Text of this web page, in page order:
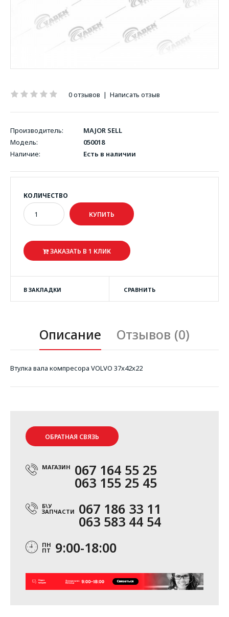
0 отзывов | Написать отзыв
Производитель:
MAJOR SELL
Модель:
050018
Наличие:
Есть в наличии
КОЛИЧЕСТВО
ЗАКАЗАТЬ В 1 КЛИК
В ЗАКЛАДКИ СРАВНИТЬ
Описание Отзывов (0)
Втулка вала компресора VOLVO 37x42x22
ОБРАТНАЯ СВЯЗЬ
МАГАЗИН 067 164 55 25
063 155 25 45
Б\У
ЗАПЧАСТИ 067 186 33 11
063 583 44 54
ПН
ПТ 9:00-18:00